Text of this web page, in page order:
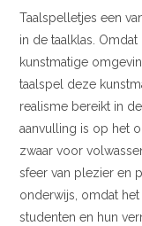
Taalspelletjes een
in de taalklas.
kunstmatige
taalspel deze
realisme bereikt in
aanvulling is op het
zwaar voor
sfeer van plezier en
onderwijs, omdat
studenten en hun